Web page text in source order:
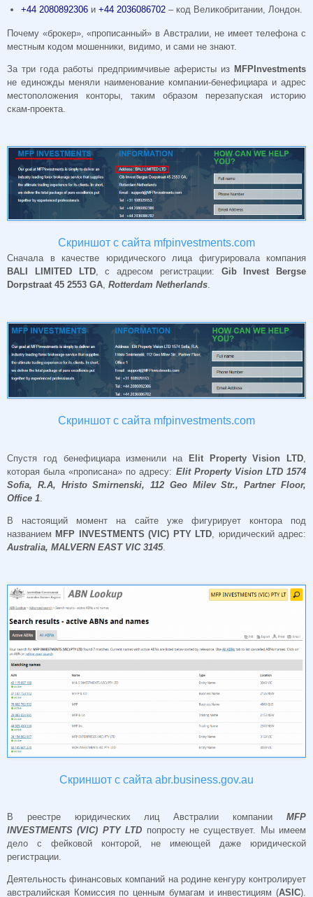
+44 2080892306 и+44 2036086702 – код Великобритании, Лондон.
Почему «брокер», «прописанный» в Австралии, не имеет телефона с
местным кодом мошенники, видимо, и сами не знают.
За три года работы предприимчивые аферисты из MFPInvestments
не единожды меняли наименование компании-бенефициара и адрес
местоположения конторы, таким образом перезапуская историю
скам-проекта.
Скриншот с сайта mfpinvestments.com
Сначала в качестве юридического лица фигурировала компания
BALI LIMITED LTD, с адресом регистрации: Gib Invest Bergse
Dorpstraat 45 2553 GA Rotterdam Netherlands
Скриншот с сайта mfpinvestments.com
Спустя год бенефициара изменили на Elit Property Vision LTD
которая была «прописана» по адресу: Elit Property Vision LTD 1574
Sofia, R.A, Hristo Smirnenski, 112 Geo Milev Str., Partner Floor,
Office 1
В настоящий момент на сайте уже фигурирует контора под
названием MFP INVESTMENTS (VIC) PTY LTD , юридический адрес:
Australia, MALVERN EAST VIC 3145.
Скриншот с сайта abr.business.gov.au
В реестре юридических лиц Австралии компании MFP
INVESTMENTS (VIC) PTY LTD попросту не существует. Мы имеем
дело с фейковой конторой, не имеющей даже юридической
регистрации.
Деятельность финансовых компаний на родине кенгуру контролирует
австралийская Комиссия по ценным бумагам и инвестициям (ASIC).